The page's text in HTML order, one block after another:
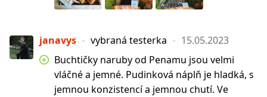
janavys vybraná testerka
15.05.2023
Buchtičky naruby od Penamu jsou velmi
vláčné a jemné. Pudinková náplň je hladká, s
jemnou konzistencí a jemnou chutí. Ve